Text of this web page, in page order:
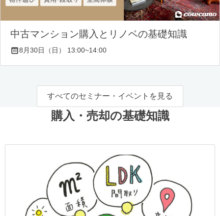
中古マンション購入とリノベの基礎知識
8月30日（日） 13:00~14:00
すべてのセミナー・イベントを見る
購入・売却の基礎知識